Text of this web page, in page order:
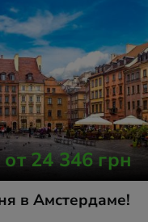
от24 346грн
в Амстердаме!